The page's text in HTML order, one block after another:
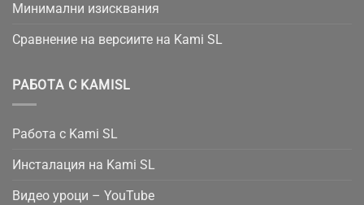
Минимални изисквания
Сравнение на версиите на Kami SL
РАБОТА С KAMISL
Работа с Kami SL
Инсталация на Kami SL
Видео уроци – YouTube